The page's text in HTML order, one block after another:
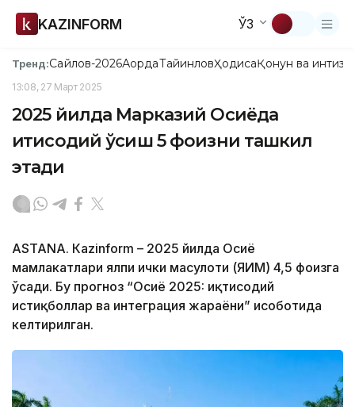
KAZINFORM ЎЗ
Тренд:Сайлов-2026АқордаТайинловҲодисаҚонун ва
13:08, 27 Март 2025
2025 йилда Марказий Осиёда
иқтисодий ўсиш 5 фоизни ташкил
этади
ASTANА. Кazinform – 2025 йилда Осиё
мамлакатлари ялпи ички маҳсулоти (ЯИМ) 4,5 фоизга
ўсади. Бу прогноз “Осиё 2025: иқтисодий
истиқболлар ва интеграция жараёни” ҳисоботида
келтирилган.